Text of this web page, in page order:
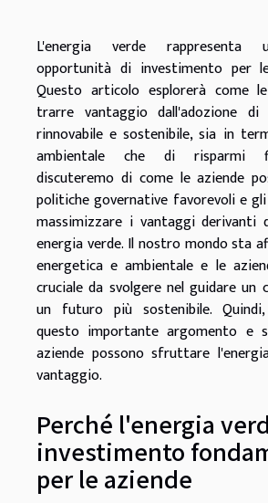
L'energia verde rappresenta
opportunità di investimento per
Questo articolo esplorerà come
trarre vantaggio dall'adozione
rinnovabile e sostenibile, sia in
ambientale che di risparmi
discuteremo di come le aziende
politiche governative favorevoli e
massimizzare i vantaggi derivanti
energia verde. Il nostro mondo sta
energetica e ambientale e le
cruciale da svolgere nel guidare un
un futuro più sostenibile.
questo importante argomento e
aziende possono sfruttare
vantaggio.
Perché l'energia
investimento
per le aziende